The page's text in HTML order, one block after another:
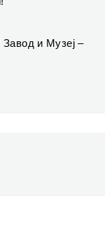
и Музеј –